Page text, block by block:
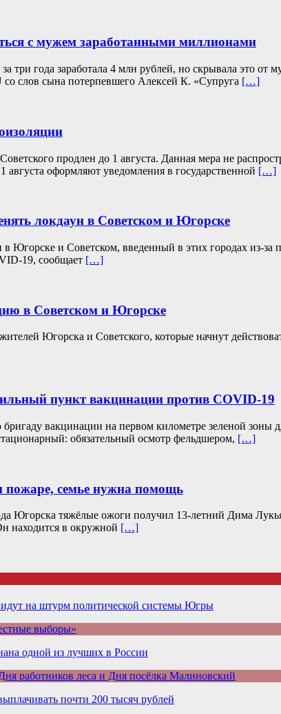
с мужем заработанными миллионами
три года заработала 4 млн рублей, но скрывала это от
слов сына потерпевшего Алексей К. «Супруга […]
продлен до 1 августа. Данная мера не
оформляют уведомления в государственной […]
локдаун в Советском и Югорске
Югорске и Советском, введенный в этих городах из-
19, сообщает […]
в Советском и Югорске
Югорска и Советского, которые начнут
пункт вакцинации против COVID-19
вакцинации на первом километре зеленой зоны
обязательный осмотр фельдшером, […]
пожаре, семье нужна помощь
Югорска тяжёлые ожоги получил 13-летний Дима
находится в окружной […]
на штурм политической системы Югры
выборы»
одной из лучших в России
работников леса и Дня посёлка Малиновский
почти 200 тысяч рублей